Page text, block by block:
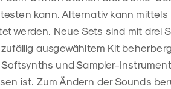
kann. Alternativ kann
werden. Neue Sets sind mit drei
ausgewähltem Kit
und Sampler-
ist. Zum Ändern der Sounds